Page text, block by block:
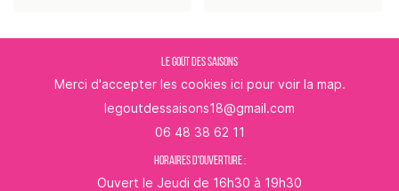
LE GOÛT DES SAISONS
Merci d'accepter les cookies ici pour voir la map.
06 48 38 62 11
HORAIRES D'OUVERTURE :
Ouvert le Jeudi de 16h30 à 19h30